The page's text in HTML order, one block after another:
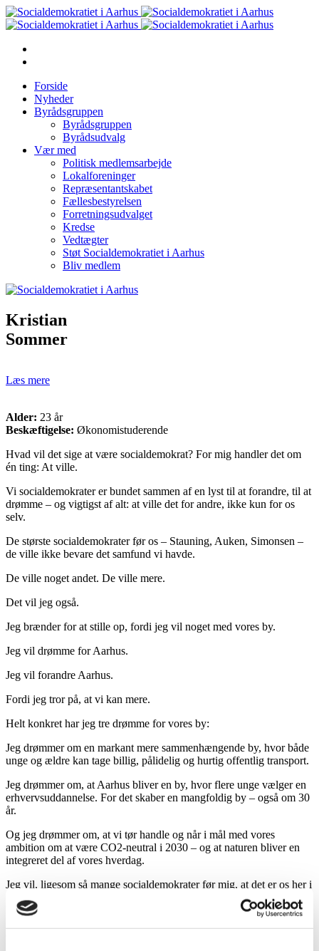
Forside
Nyheder
Byrådsgruppen
Byrådsgruppen
Byrådsudvalg
Vær med
Politisk medlemsarbejde
Lokalforeninger
Repræsentantskabet
Fællesbestyrelsen
Forretningsudvalget
Kredse
Vedtægter
Støt Socialdemokratiet i Aarhus
Bliv medlem
Kristian
Sommer
Læs mere
Alder: 23 år
Beskæftigelse: Økonomistuderende
Hvad vil det sige at være socialdemokrat? For mig handler det om
én ting: At ville.
Vi socialdemokrater er bundet sammen af en lyst til at forandre, til at
drømme – og vigtigst af alt: at ville det for andre, ikke kun for os
selv.
De største socialdemokrater før os – Stauning, Auken, Simonsen –
de ville ikke bevare det samfund vi havde.
De ville noget andet. De ville mere.
Det vil jeg også.
Jeg brænder for at stille op, fordi jeg vil noget med vores by.
Jeg vil drømme for Aarhus.
Jeg vil forandre Aarhus.
Fordi jeg tror på, at vi kan mere.
Helt konkret har jeg tre drømme for vores by:
Jeg drømmer om en markant mere sammenhængende by, hvor både
unge og ældre kan tage billig, pålidelig og hurtig offentlig transport.
Jeg drømmer om, at Aarhus bliver en by, hvor flere unge vælger en
erhvervsuddannelse. For det skaber en mangfoldig by – også om 30
år.
Og jeg drømmer om, at vi tør handle og når i mål med vores
ambition om at være CO2-neutral i 2030 – og at naturen bliver en
integreret del af vores hverdag.
Jeg vil, ligesom så mange socialdemokrater før mig, at det er os her i
Socialdemokratiet, der vil store ting for vores by.
Der tør drømme.